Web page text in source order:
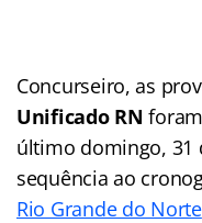
Concurseiro, as
Unificado RN
último domingo, 31
sequência ao
Rio Grande do Norte